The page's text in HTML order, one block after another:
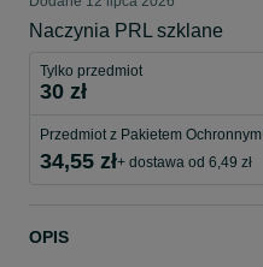
Naczynia PRL szklane
Tylko przedmiot
30 zł
Przedmiot z Pakietem Ochronnym
34,55 zł+ dostawa od 6,49 zł
OPIS